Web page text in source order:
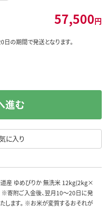
57,500円
の期間で発送となります。
に入り
進む
産 ゆめぴりか 無洗米 12kg(2kg×
寄附ご入金後、翌月10～20日に発
します。 ※お米が変質するおそれが